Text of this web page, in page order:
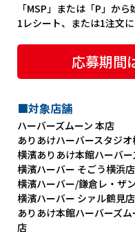
「MSP」または「P」か
1レシート、または1注文
応募期間
■対象店舗
ハーバーズムーン 本店
ありあけハーバースタジ
横濱ありあけ本館ハーバ
横濱ハーバー そごう横浜店
横濱ハーバー/鎌倉レ・ザ
横濱ハーバー シァル鶴見店
ありあけ本館ハーバーズ
店